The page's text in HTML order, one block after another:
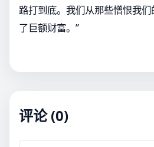
路打到底。我们从那些憎恨我
了巨额财富。”
评论 (0)